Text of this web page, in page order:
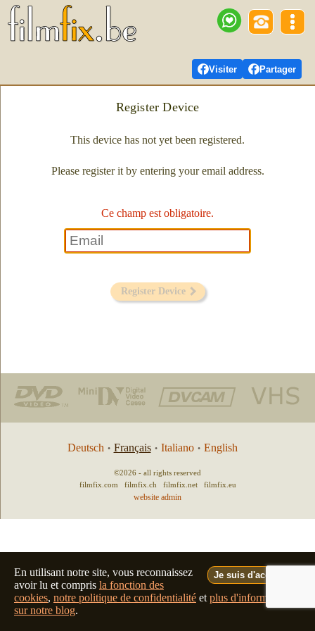
Je suis d'accord.
En utilisant notre site, vous reconnaissez
avoir lu et compris la fonction des
cookies, notre politique de confidentialité et plus d'informations
sur notre blog.
Visiter Partager
Register Device
This device has not yet been registered.
Please register it by entering your email address.
Ce champ est obligatoire.
Register Device
Deutsch • Français • Italiano • English
©2026 - all rights reserved
filmfix.com
filmfix.ch filmfix.net filmfix.eu
website admin